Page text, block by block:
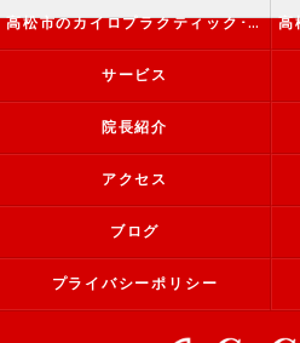
高松市のカイロプラクティック･か・から～ず施術院の評判
サービス
院長紹介
アクセス
ブログ
プライバシーポリシー